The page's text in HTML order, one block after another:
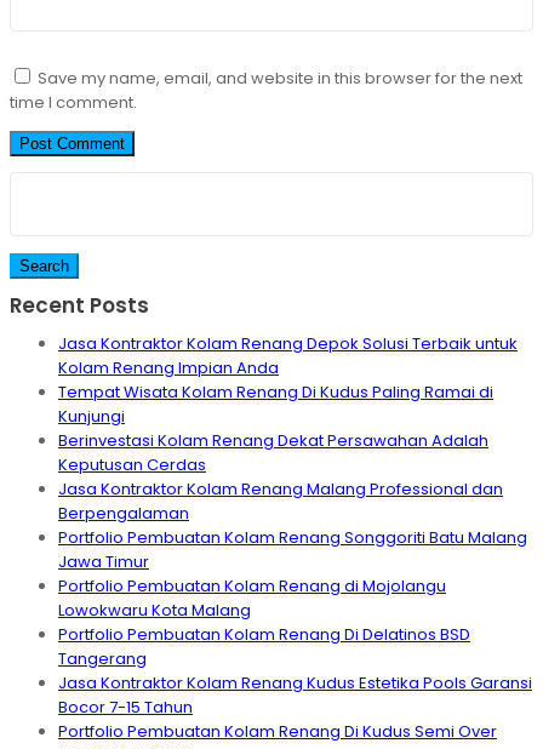
Save my name, email, and website in this browser for the next
time I comment.
Recent Posts
Jasa Kontraktor Kolam Renang Depok Solusi Terbaik untuk
Kolam Renang Impian Anda
Tempat Wisata Kolam Renang Di Kudus Paling Ramai di
Kunjungi
Berinvestasi Kolam Renang Dekat Persawahan Adalah
Keputusan Cerdas
Jasa Kontraktor Kolam Renang Malang Professional dan
Berpengalaman
Portfolio Pembuatan Kolam Renang Songgoriti Batu Malang
Jawa Timur
Portfolio Pembuatan Kolam Renang di Mojolangu
Lowokwaru Kota Malang
Portfolio Pembuatan Kolam Renang Di Delatinos BSD
Tangerang
Jasa Kontraktor Kolam Renang Kudus Estetika Pools Garansi
Bocor 7-15 Tahun
Portfolio Pembuatan Kolam Renang Di Kudus Semi Over